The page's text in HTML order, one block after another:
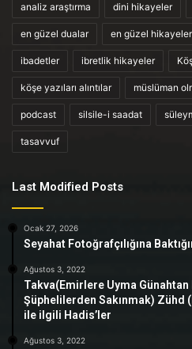
analiz araştırma dini hikayeler
en güzel dualar en güzel hikayeler
ibadetler ibretlik hikayeler
köşe yazıları alıntılar müslüman
podcast silsile-i saadat
tasavvuf
Last Modified Posts
Ocak 27, 2026
Seyahat Fotoğrafçılığına
Ağustos 3, 2022
Takva(Emirlere Uyma Günahtan
Şüphelilerden Sakınmak) Zühd
ile ilgili Hadis’ler
Ağustos 3, 2022